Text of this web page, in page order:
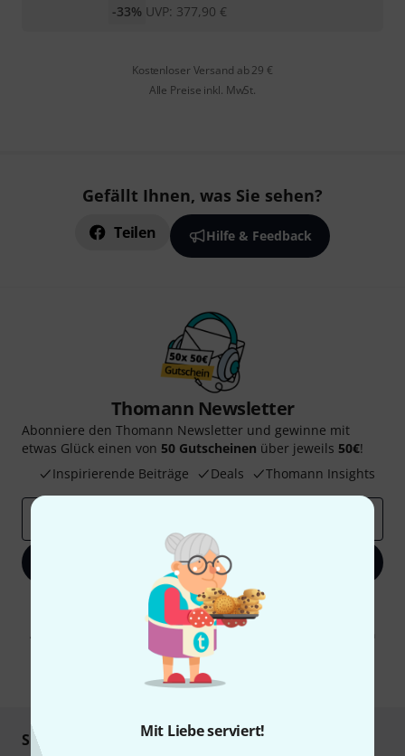
Mit Liebe serviert!
UVP: 377,90 €
-33%
Kostenloser Versand ab 29 €
Alle Preise inkl. MwSt.
Gefällt Ihnen, was Sie sehen?
Teilen Hilfe & Feedback
Thomann Newsletter
Abonniere den Thomann Newsletter und gewinne mit
etwas Glück einen von 50 Gutscheinen über jeweils 50€!
Inspirierende Beiträge
Deals Thomann Insights
Jetzt anmelden
Mit Klick auf „Jetzt anmelden“ stimmen Sie dem Erhalt von E-Mail-
Werbung und einer Messung des E-Mail-Nutzungsverhaltens zu. Die
Abmeldung ist jederzeit möglich. Weitere Informationen finden Sie in
unseren
Datenschutzhinweisen
* Pflichtfeld
Sicher einkaufen & bezahlen